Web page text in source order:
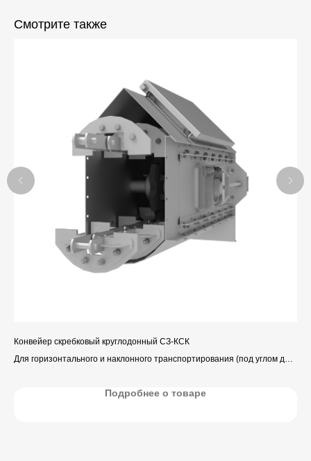
Смотрите также
Конвейер скребковый круглодонный СЗ-КСК
Для горизонтального и наклонного транспортирования (под углом до
Подробнее о товаре